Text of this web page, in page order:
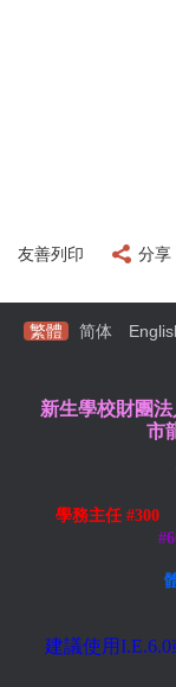
友善列印 分享
繁體 简体
新生學校財團
市
學務主任
建議使用